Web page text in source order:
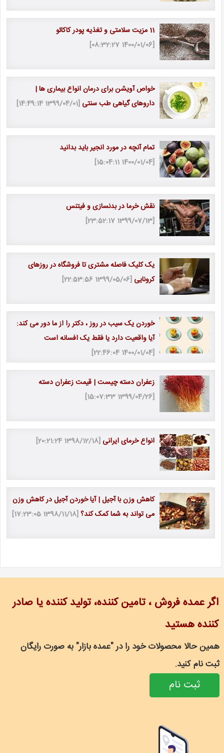
11 مزیت سلامتی و تغذیه پودر کاکائو
[1400/01/06 08:32:27]
خواص آویشن برای درمان انواع بیماری ها |
داروهای گیاهی طب سنتی [1399/04/01 14:49:14]
تمام آنچه در مورد انجیر باید بدانید
[1400/01/04 15:04:11]
نقش خرما در بدنسازی و فیتنس
[1399/07/13 23:52:17]
یک کلیک فاصله مشتری تا فروشگاه در روزهای
کرونایی [1399/05/06 22:53:56]
خوردن یک سیب در روز ، دکتر را از ما دور می کند:
آیا واقعیت دارد یا فقط یک افسانه است
[1400/01/04 22:46:04]
زعفران دسته چیست | قیمت زعفران دسته
[1399/04/26 15:07:33]
انواع خرمای ایرانی [1398/12/18 20:21:24]
کاهش وزن با آجیل | آیا خوردن آجیل در کاهش وزن
می تواند به شما کمک کند؟[1398/11/18 17:23:05]
اگر عمده فروش ، تامین کننده، تولید کننده یا صادر
کننده هستید
همین حالا محصولات خود را در "عمده بازار" به صورت رایگان
ثبت نام کنید.
ثبت نام